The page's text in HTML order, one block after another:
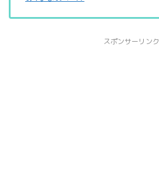
スポンサーリンク